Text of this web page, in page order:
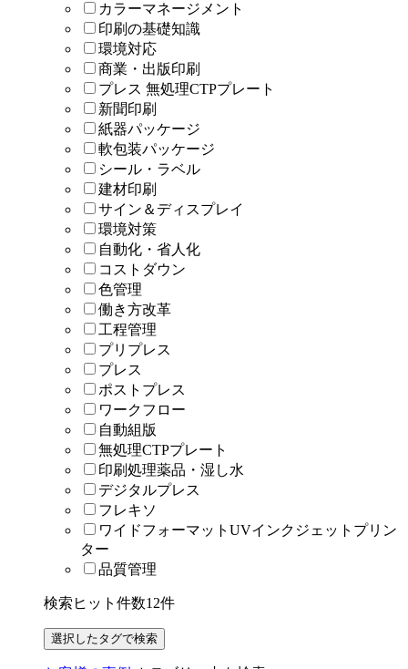
カラーマネージメント
印刷の基礎知識
環境対応
商業・出版印刷
プレス 無処理CTPプレート
新聞印刷
紙器パッケージ
軟包装パッケージ
シール・ラベル
建材印刷
サイン＆ディスプレイ
環境対策
自動化・省人化
コストダウン
色管理
働き方改革
工程管理
プリプレス
プレス
ポストプレス
ワークフロー
自動組版
無処理CTPプレート
印刷処理薬品・湿し水
デジタルプレス
フレキソ
ワイドフォーマットUVインクジェットプリン
ター
品質管理
検索ヒット件数12件